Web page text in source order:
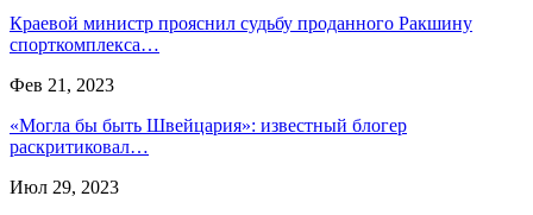
Краевой министр прояснил судьбу проданного Ракшину
спорткомплекса…
Фев 21, 2023
«Могла бы быть Швейцария»: известный блогер
раскритиковал…
Июл 29, 2023